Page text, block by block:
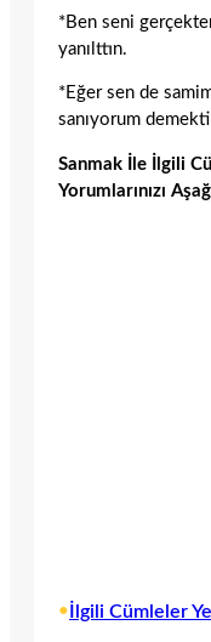
*Ben seni
yanılttın.
*Eğer sen de
sanıyorum
Sanmak İle İlgili
Yorumlarınızı
• İlgili Cümleler